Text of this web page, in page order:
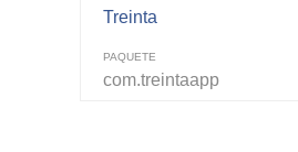
Treinta
PAQUETE
com.treintaapp